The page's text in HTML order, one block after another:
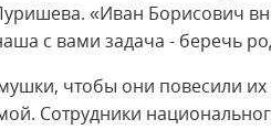
«Иван Борисович
с вами задача - беречь
чтобы они повесили
Сотрудники